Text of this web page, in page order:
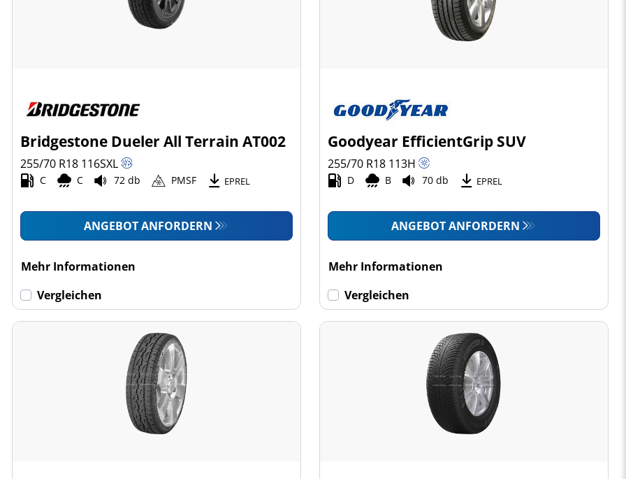
Bridgestone Dueler All Terrain AT002
255/70 R18 116SXL
C C 72 db PMSF EPREL
ANGEBOT ANFORDERN
Mehr Informationen
Vergleichen
Goodyear EfficientGrip SUV
255/70 R18 113H
D B 70 db EPREL
ANGEBOT ANFORDERN
Mehr Informationen
Vergleichen